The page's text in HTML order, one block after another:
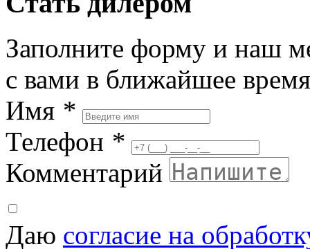
Заполните форму и наш
с вами в ближайшее время
Имя *
Телефон *
Комментарий
Даю согласие на